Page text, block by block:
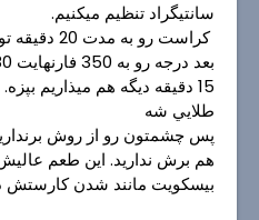
سانتيگراد تنظيم ميكنيم.
كراست رو به مدت 20 دقيقه توي فر قرار ميديم.
15 دقيقه ديگه هم ميذاريم
طلايي شه
پس چشمتون رو از روش
هم برش نداريد. اين طعم
بيسكويت مانند شدن كارستش